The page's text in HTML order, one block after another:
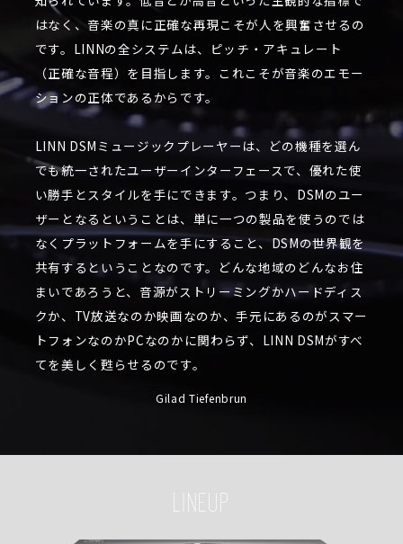
はなく、音楽の真に正確な再現こそが人を興奮させるの
です。LINNの全システムは、ピッチ・アキュレート
（正確な音程）を目指します。これこそが音楽のエモー
ションの正体であるからです。
LINN DSMミュージックプレーヤーは、どの機種を選ん
でも統一されたユーザーインターフェースで、優れた使
い勝手とスタイルを手にできます。つまり、DSMのユー
ザーとなるということは、単に一つの製品を使うのでは
なくプラットフォームを手にすること、DSMの世界観を
共有するということなのです。どんな地域のどんなお住
まいであろうと、音源がストリーミングかハードディス
クか、TV放送なのか映画なのか、手元にあるのがスマー
トフォンなのかPCなのかに関わらず、LINN DSMがすべ
てを美しく甦らせるのです。
Gilad Tiefenbrun
LINEUP